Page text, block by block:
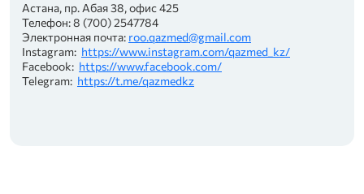
Астана, пр. Абая 38, офис 425
Телефон: 8 (700) 2547784
Электронная почта: roo.qazmed@gmail.com
Instagram: https://www.instagram.com/qazmed_kz/
Facebook: https://www.facebook.com/
Telegram: https://t.me/qazmedkz